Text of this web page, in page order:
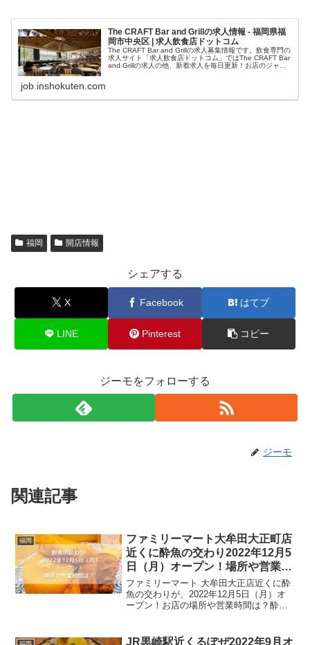
The CRAFT Bar and Grillの求人情報 - 福岡県福
岡市中央区 | 求人飲食店ドットコム
The CRAFT Bar and Grillの求人募集情報です。飲食専門の
求人サイト「求人飲食店ドットコム」ではThe CRAFT Bar
and Grillの求人の他、新着求人を毎日更新！お店のジャン
job.inshokuten.com
福岡 開店情報
シェアする
X Facebook はてブ
LINE Pinterest コピー
ジーモをフォローする
ジーモ
関連記事
福岡
ファミリーマート大牟田大正町店
近くに酔魚の交わり2022年12月5
日（月）オープン！場所や営業時
間は
ファミリーマート 大牟田大正店近くに酔
魚の交わりが、2022年12月5日（月）オ
ープン！お店の場所や営業時間は？酔魚
ーブル席という事で、足が痛くなくてち
福岡
JR黒崎駅近くるぽぜ2022年9月オ